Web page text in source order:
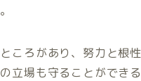
ころがあり、努力と根
立場も守ることができる